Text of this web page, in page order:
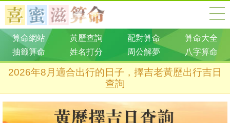
算命網站 黃歷查詢 配對算命
算命大全
抽籤算命
姓名打分 周公解夢 八字算命
2026年8月適合出行的日子，擇吉老黃歷出行吉日
查詢